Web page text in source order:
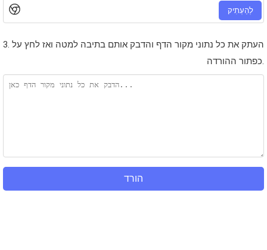
לְהַעְתִיק
3. העתק את כל נתוני מקור הדף והדבק אותם בתיבה למטה ואז לחץ על
כפתור ההורדה.
הורד